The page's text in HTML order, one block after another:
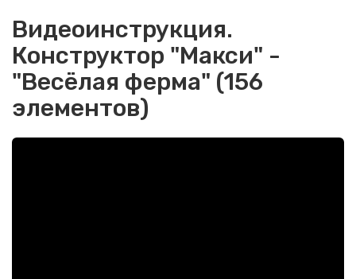
Видеоинструкция.
Конструктор "Макси" -
"Весёлая ферма" (156
элементов)